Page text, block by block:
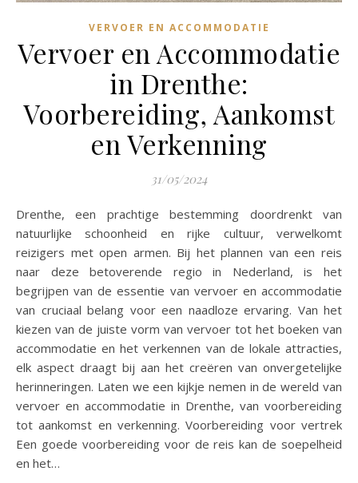
VERVOER EN ACCOMMODATIE
Vervoer en Accommodatie
in Drenthe:
Voorbereiding, Aankomst
en Verkenning
31/05/2024
Drenthe, een prachtige bestemming doordrenkt van
natuurlijke schoonheid en rijke cultuur, verwelkomt
reizigers met open armen. Bij het plannen van een reis
naar deze betoverende regio in Nederland, is het
begrijpen van de essentie van vervoer en accommodatie
van cruciaal belang voor een naadloze ervaring. Van het
kiezen van de juiste vorm van vervoer tot het boeken van
accommodatie en het verkennen van de lokale attracties,
elk aspect draagt bij aan het creëren van onvergetelijke
herinneringen. Laten we een kijkje nemen in de wereld van
vervoer en accommodatie in Drenthe, van voorbereiding
tot aankomst en verkenning. Voorbereiding voor vertrek
Een goede voorbereiding voor de reis kan de soepelheid
en het…